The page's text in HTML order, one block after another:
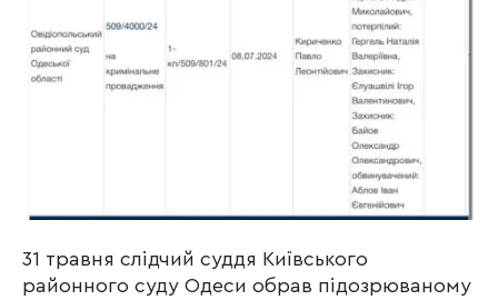
31 травня слідчий суддя Київського
районного суду Одеси обрав підозрюваному